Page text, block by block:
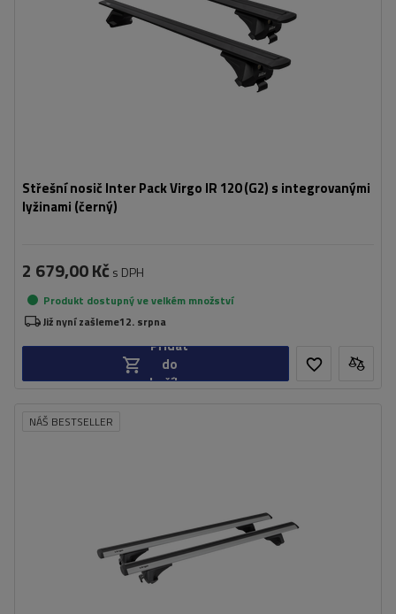
Střešní nosič Inter Pack Virgo IR 120 (G2) s integrovanými
lyžinami (černý)
2 679,00 Kč s DPH
Produkt dostupný ve velkém množství
Již nyní zašleme12. srpna
Přidat
do
košíku
NÁŠ BESTSELLER